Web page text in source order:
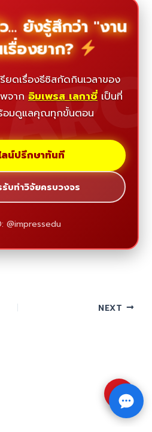
ยังรู้สึกว่า "งาน
รื่องยาก?
ยดเรื่องธีซิสกัดกินเวลาของ
จาก อิมเพรส เลกาซี่ เป็นที่
อมดูแลคุณทุกขั้นตอน
ลน์ปรึกษาทันที
บทำวิจัยครบวงจร
@impressedu
NEXT
⇧